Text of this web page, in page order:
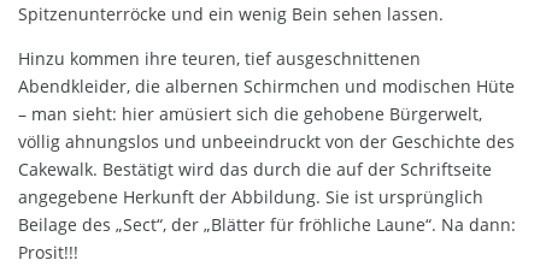
Spitzenunterröcke und ein wenig Bein sehen lassen.
Hinzu kommen ihre teuren, tief ausgeschnittenen
Abendkleider, die albernen Schirmchen und modischen Hüte
– man sieht: hier amüsiert sich die gehobene Bürgerwelt,
völlig ahnungslos und unbeeindruckt von der Geschichte des
Cakewalk. Bestätigt wird das durch die auf der Schriftseite
angegebene Herkunft der Abbildung. Sie ist ursprünglich
Beilage des „Sect“, der „Blätter für fröhliche Laune“. Na dann:
Prosit!!!